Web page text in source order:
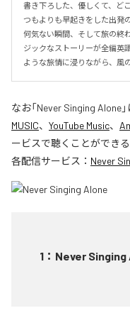
書き下ろした、優しくて、ど
つもよりも早起きをした出発
何気ない瞬間、そして旅の終
ジックなストーリーが全編英
ような旅情に浸りながら、風
なお「Never Singing Alone
MUSIC、 YouTube Music、
ービスで聴くことができる
各配信サービス： Never
1 ： Never Singing